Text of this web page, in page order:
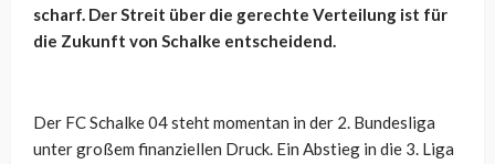
scharf. Der Streit über die gerechte Verteilung ist für
die Zukunft von Schalke entscheidend.
Der FC Schalke 04 steht momentan in der 2. Bundesliga
unter großem finanziellen Druck. Ein Abstieg in die 3. Liga